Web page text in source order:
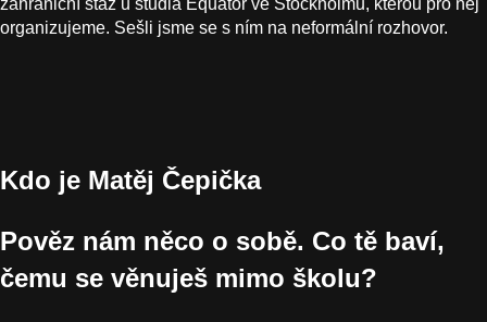
organizujeme. Sešli jsme se s ním na neformální rozhovor.
Kdo je Matěj Čepička
Pověz nám něco o sobě. Co tě baví,
čemu se věnuješ mimo školu?